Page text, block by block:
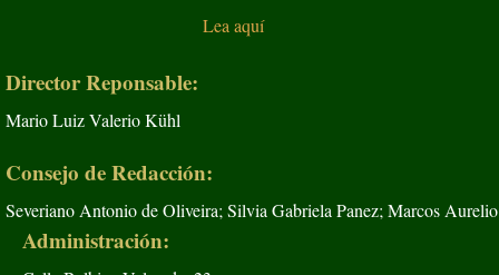
Lea aquí
Director Reponsable:
Mario Luiz Valerio Kühl
Consejo de Redacción:
Severiano Antonio de Oliveira; Silvia Gabriela Panez; Marcos
Administración: